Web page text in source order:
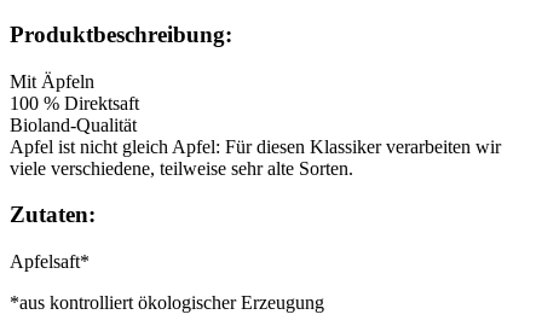
Produktbeschreibung:
Mit Äpfeln
100 % Direktsaft
Bioland-Qualität
Apfel ist nicht gleich Apfel: Für diesen Klassiker verarbeiten wir
viele verschiedene, teilweise sehr alte Sorten.
Zutaten:
Apfelsaft*
*aus kontrolliert ökologischer Erzeugung